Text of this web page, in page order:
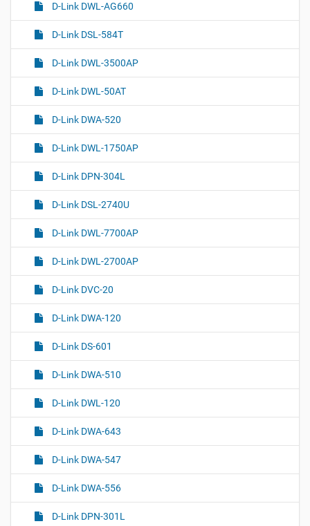
D-Link DWL-AG660
D-Link DSL-584T
D-Link DWL-3500AP
D-Link DWL-50AT
D-Link DWA-520
D-Link DWL-1750AP
D-Link DPN-304L
D-Link DSL-2740U
D-Link DWL-7700AP
D-Link DWL-2700AP
D-Link DVC-20
D-Link DWA-120
D-Link DS-601
D-Link DWA-510
D-Link DWL-120
D-Link DWA-643
D-Link DWA-547
D-Link DWA-556
D-Link DPN-301L